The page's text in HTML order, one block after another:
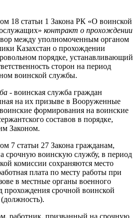
18 статьи 1 Закона РК «О воинской
контракт о прохождении
между уполномоченным органом
Казахстан о прохождении
порядке, устанавливающий
сторон на период
воинской службы.
- воинская служба граждан
на их призыве в Вооруженные
формирования на воинские
составов в порядке,
Законом.
7 статьи 27 Закона гражданам,
срочную воинскую службу, в период
комиссии сохраняются место
плата по месту работы при
в местные органы военного
прохождения срочной воинской
работник, призванный на срочную